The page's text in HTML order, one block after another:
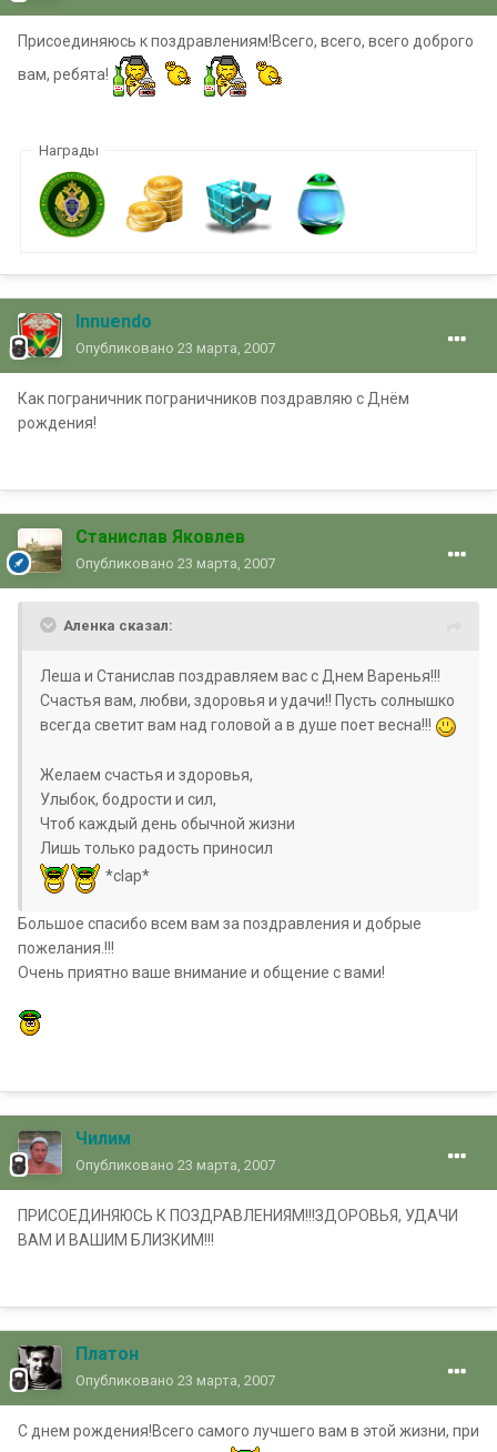
Присоединяюсь к поздравлениям!Всего, всего, всего доброго
вам, ребята!
Награды
Innuendo
Опубликовано 23 марта, 2007
Как пограничник пограничников поздравляю с Днём
рождения!
Станислав Яковлев
Опубликовано 23 марта, 2007
Аленка сказал:
Леша и Станислав поздравляем вас с Днем Варенья!!!
Счастья вам, любви, здоровья и удачи!! Пусть солнышко
всегда светит вам над головой а в душе поет весна!!!
Желаем счастья и здоровья,
Улыбок, бодрости и сил,
Чтоб каждый день обычной жизни
Лишь только радость приносил
*clap*
Большое спасибо всем вам за поздравления и добрые
пожелания.!!!
Очень приятно ваше внимание и общение с вами!
Чилим
Опубликовано 23 марта, 2007
ПРИСОЕДИНЯЮСЬ К ПОЗДРАВЛЕНИЯМ!!!ЗДОРОВЬЯ, УДАЧИ
ВАМ И ВАШИМ БЛИЗКИМ!!!
Платон
Опубликовано 23 марта, 2007
С днем рождения!Всего самого лучшего вам в этой жизни, при